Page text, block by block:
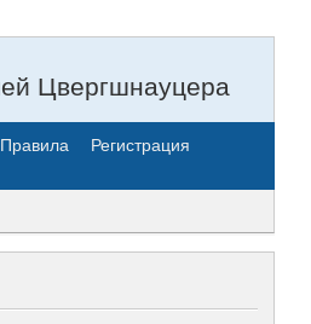
Цвергшнауцера
Правила
Регистрация